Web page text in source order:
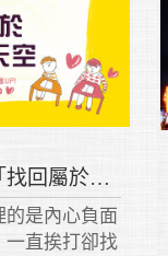
幸福心學堂2.0(三)「找回屬於自己的天空」課程重點(上篇)
的是內心負面
一直挨打卻找